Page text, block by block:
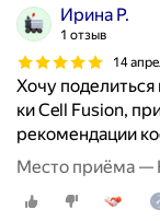
Ирина Р.
1 отзыв
14
Хочу
ки Cell Fusion,
рекомендации
Место приёма —